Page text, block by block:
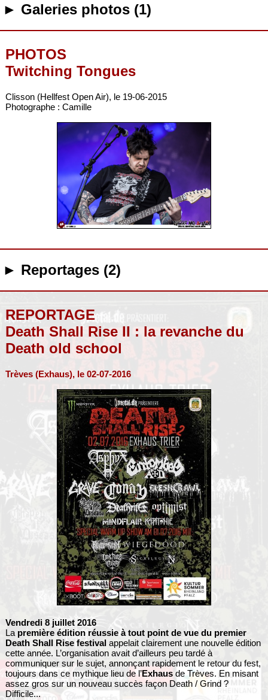
► Galeries photos (1)
PHOTOS
Twitching Tongues
Clisson (Hellfest Open Air), le 19-06-2015
Photographe : Camille
► Reportages (2)
REPORTAGE
Death Shall Rise II : la revanche du
Death old school
Trèves (Exhaus), le 02-07-2016
Vendredi 8 juillet 2016
La première édition réussie à tout point de vue du premier
Death Shall Rise festivalappelait clairement une nouvelle édition
cette année. L’organisation avait d’ailleurs peu tardé à
communiquer sur le sujet, annonçant rapidement le retour du fest,
toujours dans ce mythique lieu de l’Exhausde Trèves. En misant
assez gros sur un nouveau succès façon Death / Grind ?
Difficile...